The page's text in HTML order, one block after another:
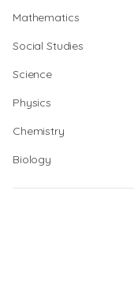
Mathematics
Social Studies
Science
Physics
Chemistry
Biology